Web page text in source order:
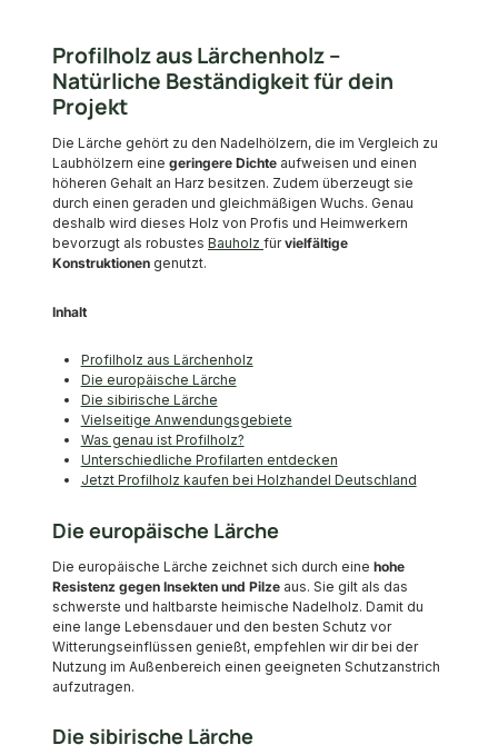
Profilholz aus Lärchenholz –
Natürliche Beständigkeit für dein
Projekt
Die Lärche gehört zu den Nadelhölzern, die im Vergleich zu
Laubhölzern eine geringere Dichte aufweisen und einen
höheren Gehalt an Harz besitzen. Zudem überzeugt sie
durch einen geraden und gleichmäßigen Wuchs. Genau
deshalb wird dieses Holz von Profis und Heimwerkern
bevorzugt als robustes Bauholz fürvielfältige
Konstruktionen genutzt.
Inhalt
Profilholz aus Lärchenholz
Die europäische Lärche
Die sibirische Lärche
Vielseitige Anwendungsgebiete
Was genau ist Profilholz?
Unterschiedliche Profilarten entdecken
Jetzt Profilholz kaufen bei Holzhandel Deutschland
Die europäische Lärche
Die europäische Lärche zeichnet sich durch eine hohe
Resistenz gegen Insekten und Pilze aus. Sie gilt als das
schwerste und haltbarste heimische Nadelholz. Damit du
eine lange Lebensdauer und den besten Schutz vor
Witterungseinflüssen genießt, empfehlen wir dir bei der
Nutzung im Außenbereich einen geeigneten Schutzanstrich
aufzutragen.
Die sibirische Lärche